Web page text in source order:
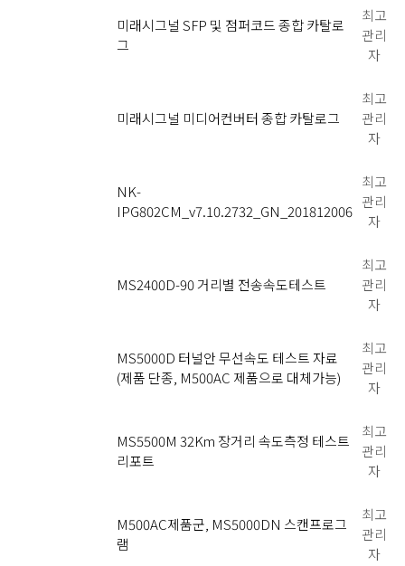
미래시그널 SFP 및 점퍼코드 종합 카탈로
그
최고
관리
자
미래시그널 미디어컨버터 종합 카탈로그
최고
관리
자
NK-
IPG802CM_v7.10.2732_GN_201812006
최고
관리
자
MS2400D-90 거리별 전송속도테스트
최고
관리
자
MS5000D 터널안 무선속도 테스트 자료
(제품 단종, M500AC 제품으로 대체가능)
최고
관리
자
MS5500M 32Km 장거리 속도측정 테스트
리포트
최고
관리
자
M500AC제품군, MS5000DN 스캔프로그
램
최고
관리
자